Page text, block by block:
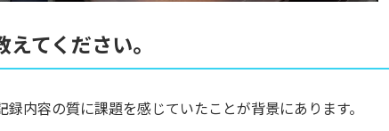
てください。
内容の質に課題を感じていたことが背景にあります。